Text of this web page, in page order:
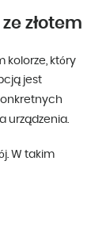
złotem
kolorze, który
jest
urządzenia.
W takim